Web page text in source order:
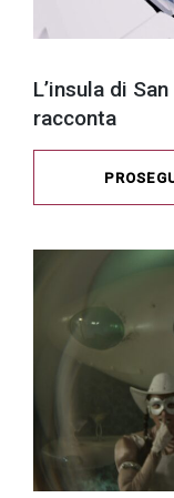
L’insula di
racconta